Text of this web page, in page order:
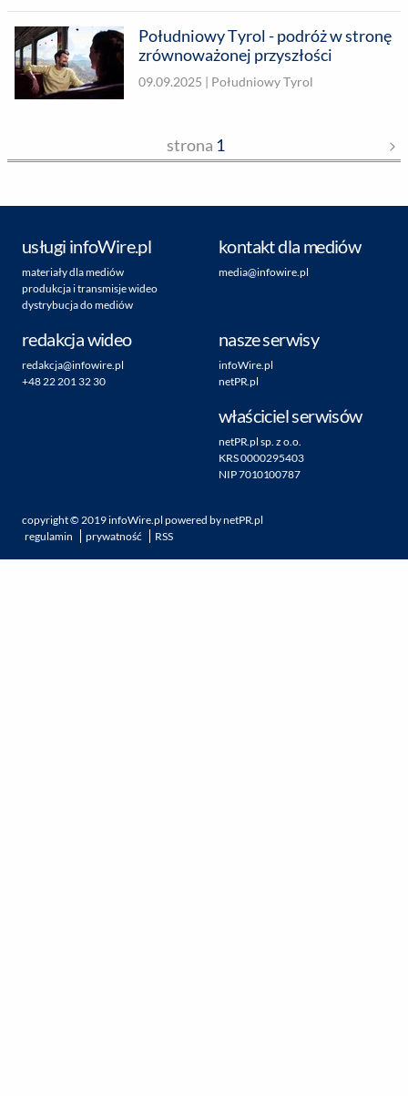
Południowy Tyrol - podróż w stronę
zrównoważonej przyszłości
09.09.2025 | Południowy Tyrol
strona 1
usługi infoWire.pl
materiały dla mediów
produkcja i transmisje wideo
dystrybucja do mediów
kontakt dla mediów
media@infowire.pl
redakcja wideo
redakcja@infowire.pl
+48 22 201 32 30
nasze serwisy
infoWire.pl
netPR.pl
właściciel serwisów
netPR.pl sp. z o.o.
KRS 0000295403
NIP 7010100787
copyright © 2019infoWire.pl powered bynetPR.pl
regulamin
prywatność RSS